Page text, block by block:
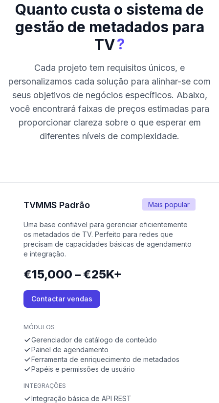
Quanto custa o sistema de
gestão de metadados para
TV?
Cada projeto tem requisitos únicos, e
personalizamos cada solução para alinhar-se com
seus objetivos de negócios específicos. Abaixo,
você encontrará faixas de preços estimadas para
proporcionar clareza sobre o que esperar em
diferentes níveis de complexidade.
Mais popular
TVMMS Padrão
Uma base confiável para gerenciar eficientemente
os metadados de TV. Perfeito para redes que
precisam de capacidades básicas de agendamento
e integração.
€15,000 – €25K+
Contactar vendas
MÓDULOS
Gerenciador de catálogo de conteúdo
Painel de agendamento
Ferramenta de enriquecimento de metadados
Papéis e permissões de usuário
INTEGRAÇÕES
Integração básica de API REST